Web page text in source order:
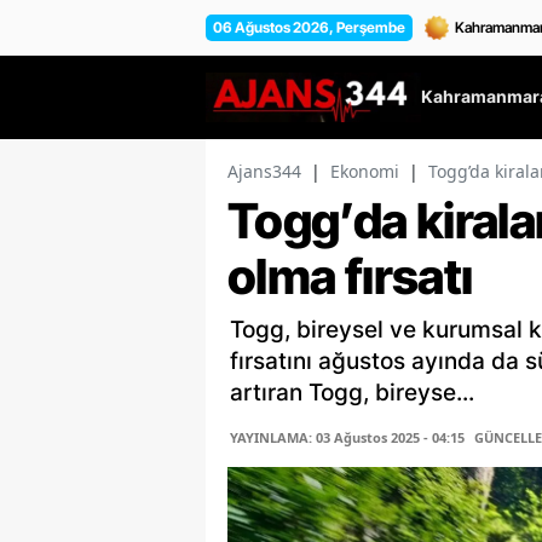
06 Ağustos 2026, Perşembe
Ajans344 | Ekonomi | Togg’da
Togg’da
olma fırsatı
Togg, bireysel ve kurumsal
fırsatını ağustos ayında
artıran Togg, bireyse...
YAYINLAMA: 03 Ağustos 2025 - 04:15